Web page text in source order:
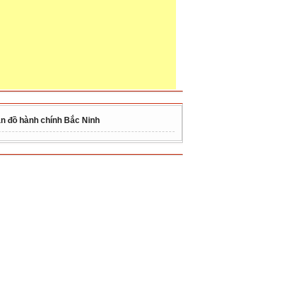
đồ hành chính Bắc Ninh